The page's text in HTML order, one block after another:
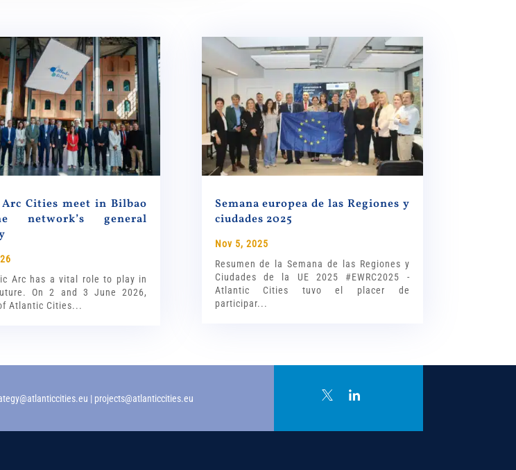
Cities meet in Bilbao
network’s general
Arc has a vital role to play in
On 2 and 3 June 2026,
Atlantic Cities...
Semana europea de las Regiones y
ciudades 2025
Nov 5, 2025
Resumen de la Semana de las Regiones y
Ciudades de la UE 2025 #EWRC2025 -
Atlantic Cities tuvo el placer de
participar...
| projects@atlanticcities.eu